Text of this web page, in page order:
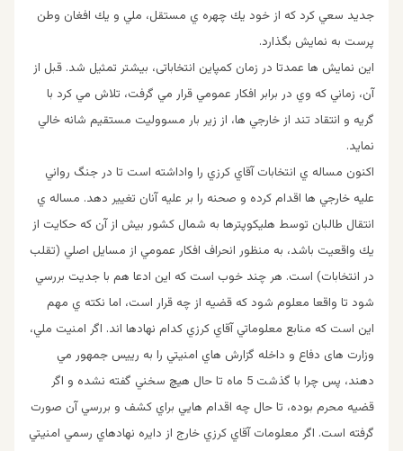
جديد سعي كرد كه از خود يك چهره ي مستقل، ملي و يك افغان وطن
پرست به نمايش بگذارد.
اين نمايش ها عمدتا در زمان كمپاين انتخاباتی، بيشتر تمثيل شد. قبل از
آن، زماني كه وي در برابر افكار عمومي قرار مي گرفت، تلاش مي كرد با
گريه و انتقاد تند از خارجي ها، از زير بار مسووليت مستقيم شانه خالي
نمايد.
اكنون مساله ي انتخابات آقاي كرزي را واداشته است تا در جنگ رواني
عليه خارجي ها اقدام كرده و صحنه را بر عليه آنان تغيير دهد. مساله ي
انتقال طالبان توسط هليكوپترها به شمال كشور بيش از آن كه حكايت از
يك واقعيت باشد، به منظور انحراف افكار عمومي از مسايل اصلي (تقلب
در انتخابات) است. هر چند خوب است كه اين ادعا هم با جديت بررسي
شود تا واقعا معلوم شود كه قضيه از چه قرار است، اما نكته ي مهم
اين است كه منابع معلوماتي آقاي كرزي كدام نهادها اند. اگر امنيت ملي،
وزارت های دفاع و داخله گزارش هاي امنيتي را به رييس جمهور مي
دهند، پس چرا با گذشت 5 ماه تا حال هيچ سخني گفته نشده و اگر
قضيه محرم بوده، تا حال چه اقدام هايي براي كشف و بررسي آن صورت
گرفته است. اگر معلومات آقاي كرزي خارج از دايره نهادهاي رسمي امنيتي